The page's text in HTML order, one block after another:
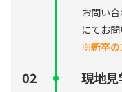
お問い
にてお問
※新卒の
現地見